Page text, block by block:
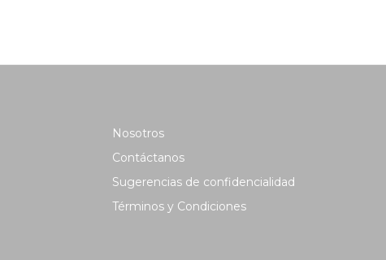
Nosotros
Contáctanos
Sugerencias de confidencialidad
Términos y Condiciones